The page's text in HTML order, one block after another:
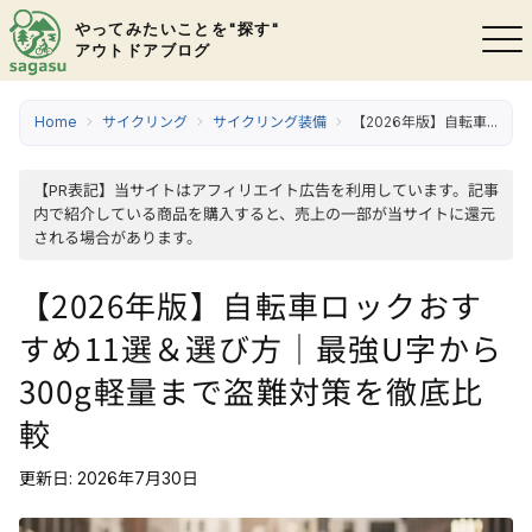
やってみたいことを"探す"
アウトドアブログ
Home サイクリング サイクリング装備 【2026年版】自転車ロックおすすめ11選＆選び方｜最強U字から300g軽量まで盗難対策を徹底比較
【PR表記】当サイトはアフィリエイト広告を利用しています。記事
内で紹介している商品を購入すると、売上の一部が当サイトに還元
される場合があります。
【2026年版】自転車ロックおす
すめ11選＆選び方｜最強U字から
300g軽量まで盗難対策を徹底比
較
更新日: 2026年7月30日